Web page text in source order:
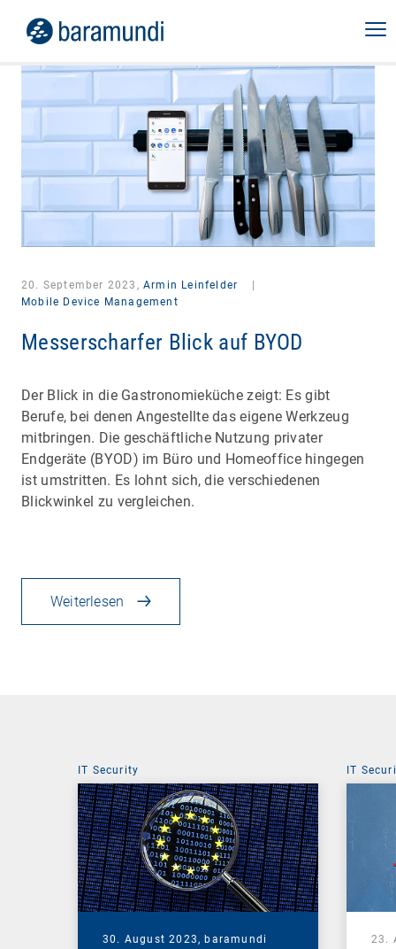
20. September 2023, Armin Leinfelder
Mobile Device Management
Messerscharfer Blick auf BYOD
Der Blick in die Gastronomieküche zeigt: Es gibt
Berufe, bei denen Angestellte das eigene Werkzeug
mitbringen. Die geschäftliche Nutzung privater
Endgeräte (BYOD) im Büro und Homeoffice hingegen
ist umstritten. Es lohnt sich, die verschiedenen
Blickwinkel zu vergleichen.
Weiterlesen
IT Security
30. August 2023, baramundi
IT
23.